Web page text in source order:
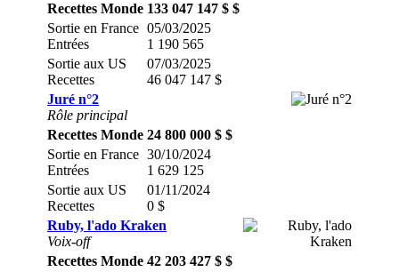
Recettes Monde 133 047 147 $ $
Sortie en France
Entrées
05/03/2025
1 190 565
Sortie aux US
Recettes
07/03/2025
46 047 147 $
Juré n°2
Rôle principal
Recettes Monde 24 800 000 $ $
Sortie en France
Entrées
30/10/2024
1 629 125
Sortie aux US
Recettes
01/11/2024
0 $
Ruby, l'ado Kraken
Voix-off
Recettes Monde 42 203 427 $ $